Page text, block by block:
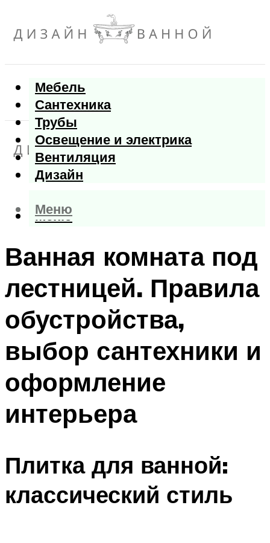
Мебель
Сантехника
Трубы
Освещение и электрика
Вентиляция
Дизайн
Меню
Меню
Ванная комната под
лестницей. Правила
обустройства,
выбор сантехники и
оформление
интерьера
Плитка для ванной:
классический стиль